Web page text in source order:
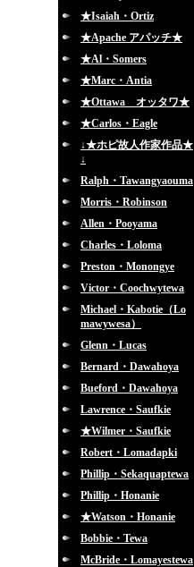
★Isaiah・Ortiz
★Apache アパッチ★
★Al・Somers
★Marc・Antia
★Ottawa オッタワ★
★Carlos・Eagle
↓★ホピ故人作家作品★
↓
Ralph・Tawangyaouma
Morris・Robinson
Allen・Pooyama
Charles・Loloma
Preston・Monongye
Victor・Coochwytewa
Michael・Kabotie（Lo
mawywesa）
Glenn・Lucas
Bernard・Dawahoya
Bueford・Dawahoya
Lawrence・Saufkie
★Wilmer・Saufkie
Robert・Lomadapki
Phillip・Sekaquaptewa
Phillip・Honanie
★Watson・Honanie
Bobbie・Tewa
McBride・Lomayestewa